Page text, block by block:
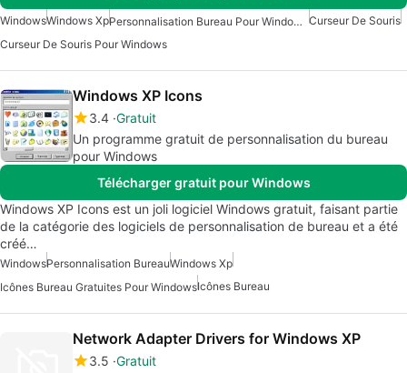
WindowsWindows Xp Personnalisation Bureau Pour Windows 7 Curseur De Souris
Curseur De Souris Pour Windows
Windows XP Icons
3.4 Gratuit
Un programme gratuit de personnalisation du bureau
pour Windows
Télécharger gratuit pour Windows
Windows XP Icons est un joli logiciel Windows gratuit, faisant partie
de la catégorie des logiciels de personnalisation de bureau et a été
créé…
WindowsPersonnalisation BureauWindows Xp
Icônes Bureau Gratuites Pour WindowsIcônes Bureau
Network Adapter Drivers for Windows XP
3.5 Gratuit